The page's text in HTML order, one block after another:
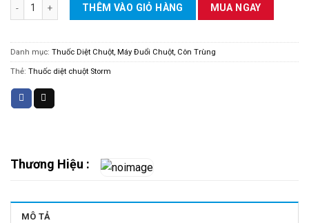
THÊM VÀO GIỎ HÀNG MUA NGAY
Danh mục: Thuốc Diệt Chuột, Máy Đuổi Chuột, Côn Trùng
Thẻ: Thuốc diệt chuột Storm
Thương Hiệu :
MÔ TẢ